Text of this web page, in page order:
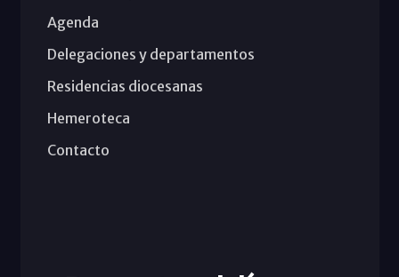
Agenda
Delegaciones y departamentos
Residencias diocesanas
Hemeroteca
Contacto